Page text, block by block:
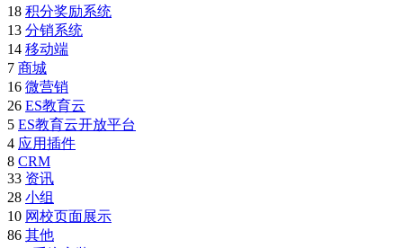
18 积分奖励系统
13 分销系统
14 移动端
7 商城
16 微营销
26 ES教育云
5 ES教育云开放平台
4 应用插件
8 CRM
33 资讯
28 小组
10 网校页面展示
86 其他